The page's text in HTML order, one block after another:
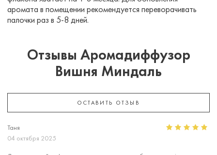
аромата в помещении рекомендуется переворачивать
палочки раз в 5-8 дней.
Отзывы Аромадиффузор
Вишня Миндаль
ОСТАВИТЬ ОТЗЫВ
Таня
04 октября 2025